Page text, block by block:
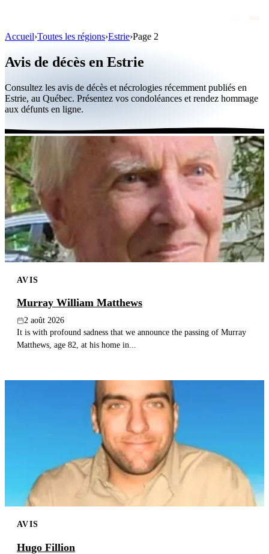
Personnalités publiques
Québec
Canada
International
Par région
Par ville
Maisons funéraires
Éternea
Blog
Recherche
Accueil›Toutes les régions›Estrie›Page 2
Avis de décès en Estrie
Consultez les avis de décès et nécrologies récemment publiés en
Estrie, au Québec. Présentez vos condoléances et rendez hommage
aux défunts en ligne.
AVIS
Murray William Matthews
2 août 2026
It is with profound sadness that we announce the passing of Murray
Matthews, age 82, at his home in...
AVIS
Hugo Fillion